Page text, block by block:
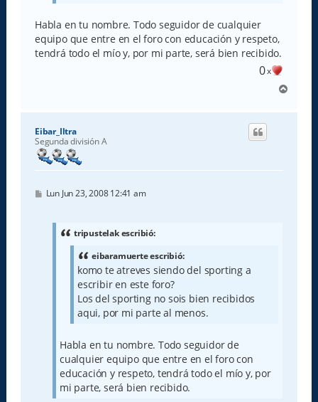
Habla en tu nombre. Todo seguidor de cualquier
equipo que entre en el foro con educación y respeto,
tendrá todo el mío y, por mi parte, será bien recibido.
0x
r
Eibar_Iltra
Segunda división A
M
Lun Jun 23, 2008 12:41 am
tripustelak escribió:
eibaramuerte escribió:
komo te atreves siendo del sporting a
escribir en este foro?
Los del sporting no sois bien recibidos
aqui, por mi parte al menos.
Habla en tu nombre. Todo seguidor de
cualquier equipo que entre en el foro con
educación y respeto, tendrá todo el mío y, por
mi parte, será bien recibido.